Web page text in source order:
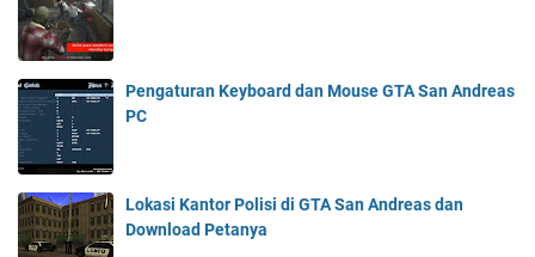
Pengaturan Keyboard dan Mouse GTA San Andreas
PC
Lokasi Kantor Polisi di GTA San Andreas dan
Download Petanya